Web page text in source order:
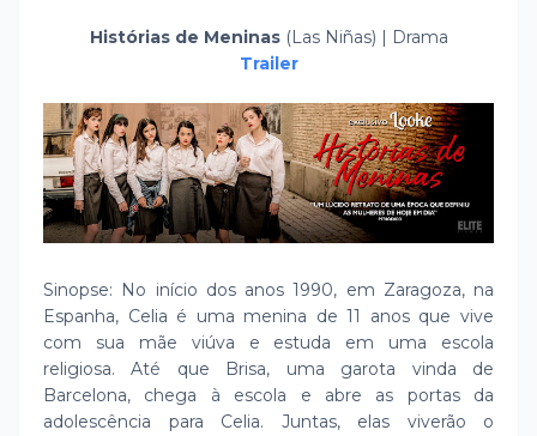
Histórias de Meninas (Las Niñas) | Drama
Trailer
Sinopse: No início dos anos 1990, em Zaragoza, na
Espanha, Celia é uma menina de 11 anos que vive
com sua mãe viúva e estuda em uma escola
religiosa. Até que Brisa, uma garota vinda de
Barcelona, chega à escola e abre as portas da
adolescência para Celia. Juntas, elas viverão o